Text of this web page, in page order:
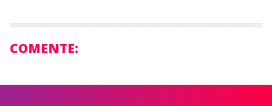
COMENTE: